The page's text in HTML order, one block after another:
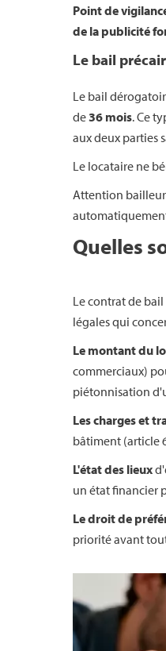
Point de
de la publicité
Le bail
Le bail
de36 mois. Ce
aux deux parties
Le locataire ne
Attention bailleur
Quelles
Le contrat de
légales qui
Le montant du
commerciaux)
piétonnisation
Les charges et
bâtiment (article
L'état des lieux
un état financier
Le droit de
priorité avant